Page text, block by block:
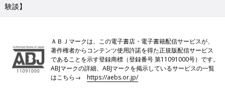
験談】
ＡＢＪマークは、この電子書店・電子書籍配信サービスが、
著作権者からコンテンツ使用許諾を得た正規版配信サービス
であることを示す登録商標（登録番号 第11091000号）です。
ABJマークの詳細、ABJマークを掲示しているサービスの一覧
はこちら→https://aebs.or.jp/